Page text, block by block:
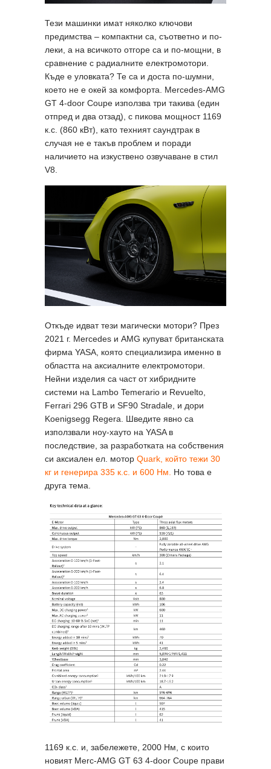
Тези машинки имат няколко ключови
предимства – компактни са, съответно и по-
леки, а на всичкото отгоре са и по-мощни, в
сравнение с радиалните електромотори.
Къде е уловката? Те са и доста по-шумни,
което не е окей за комфорта. Mercedes-AMG
GT 4-door Coupe използва три такива (един
отпред и два отзад), с пикова мощност 1169
к.с. (860 кВт), като техният саундтрак в
случая не е такъв проблем и поради
наличието на изкуствено озвучаване в стил
V8.
Откъде идват тези магически мотори? През
2021 г. Mercedes и AMG купуват британската
фирма YASA, която специализира именно в
областта на аксиалните електромотори.
Нейни изделия са част от хибридните
системи на Lambo Temerario и Revuelto,
Ferrari 296 GTB и SF90 Stradale, и дори
Koenigsegg Regera. Шведите явно са
използвали ноу-хауто на YASA в
последствие, за разработката на собствения
си аксиален ел. мотор Quark, който тежи 30
кг и генерира 335 к.с. и 600 Нм. Но това е
друга тема.
1169 к.с. и, забележете, 2000 Нм, с които
новият Merc-AMG GT 63 4-door Coupe прави